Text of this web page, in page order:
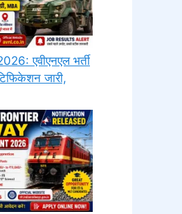
एवीएनएल भर्ती
जारी,